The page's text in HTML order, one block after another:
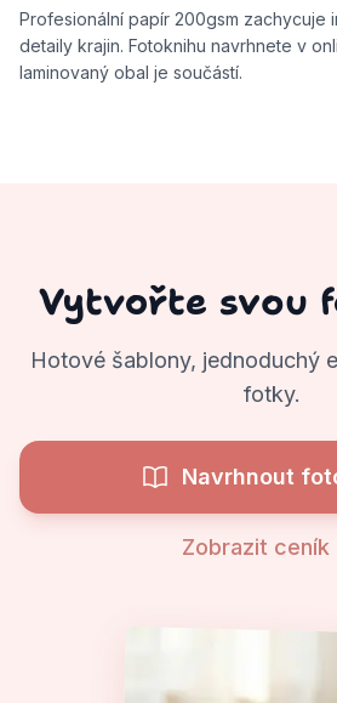
Profesionální papír 200gsm zachycuje
detaily krajin. Fotoknihu navrhnete v
laminovaný obal je součástí.
Vytvořte svou
Hotové šablony, jednoduchý
fotky.
Navrhnout
Zobrazit ceník